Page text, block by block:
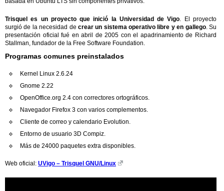
Trisquel es un proyecto que inició la Universidad de Vigo. El proyecto
surgió de la necesidad de crear un sistema operativo libre y en gallego. Su
presentación oficial fué en abril de 2005 con el apadrinamiento de Richard
Stallman, fundador de la Free Software Foundation.
Programas comunes preinstalados
Kernel Linux 2.6.24
Gnome 2.22
OpenOffice.org 2.4 con correctores ortográficos.
Navegador Firefox 3 con varios complementos.
Cliente de correo y calendario Evolution.
Entorno de usuario 3D Compiz.
Más de 24000 paquetes extra disponibles.
Web oficial: UVigo – Trisquel GNU/Linux